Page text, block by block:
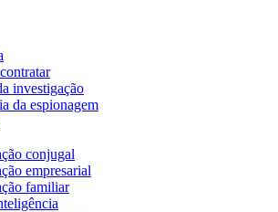
investigação
da espionagem
conjugal
empresarial
familiar